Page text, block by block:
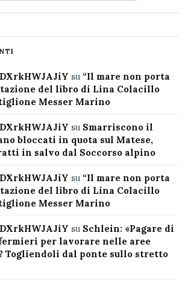
su “Il mare non porta
del libro di Lina Colacillo
Messer Marino
su Smarriscono il
bloccati in quota sul Matese,
in salvo dal Soccorso alpino
su “Il mare non porta
del libro di Lina Colacillo
Messer Marino
su Schlein: «Pagare di
per lavorare nelle aree
Togliendoli dal ponte sullo stretto